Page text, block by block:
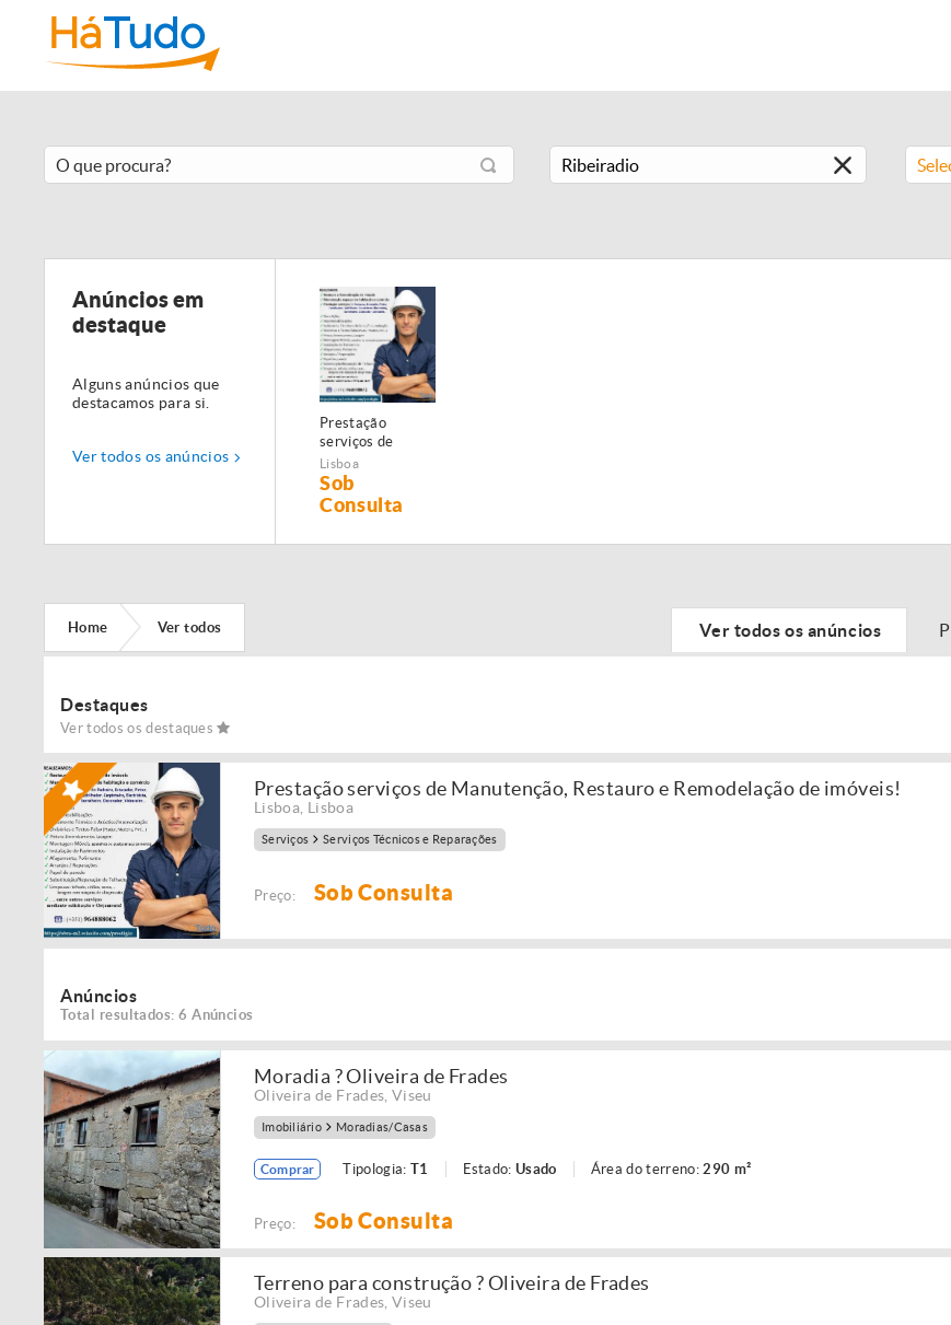
Anúncios em
destaque
Alguns anúncios que
destacamos para si.
Ver todos os anúncios
Prestação
serviços de
Manutenção,
Restauro e
Remodelação de
imóveis!
Lisboa
Sob
Consulta
Home Ver todos Ver todos os anúncios
Destaques
Ver todos os destaques
Prestação serviços de Manutenção, Restauro e Remodelação de imóveis!
Lisboa Lisboa
Serviços Serviços Técnicos e Reparações
Preço: Sob Consulta
Anúncios
Total resultados: 6 Anúncios
Moradia ? Oliveira de Frades
Oliveira de Frades ,Viseu
Imobiliário Moradias/Casas
Comprar Tipologia: T1 Estado:Usado Área do terreno:290 m²
Preço: Sob Consulta
Terreno para construção ? Oliveira de Frades
Oliveira de Frades ,Viseu